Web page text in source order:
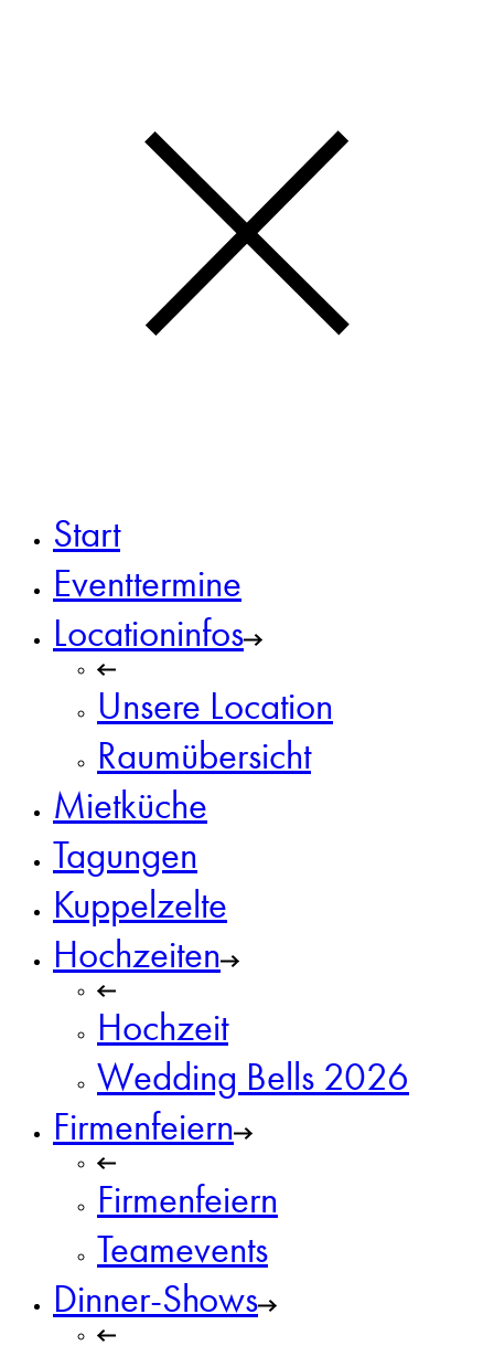
Start
Eventtermine
Locationinfos
Unsere Location
Raumübersicht
Mietküche
Tagungen
Kuppelzelte
Hochzeiten
Hochzeit
Wedding Bells 2026
Firmenfeiern
Firmenfeiern
Teamevents
Dinner-Shows